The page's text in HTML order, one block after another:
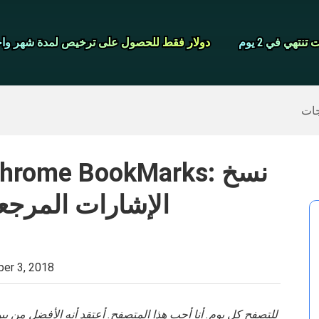
دولار فقط للحصول على ترخيص لمدة شهر
دولار فقط للحصول على ترخيص لمدة شهر في 2 يوم
في 2 يوم
الإشارات
3, 2018